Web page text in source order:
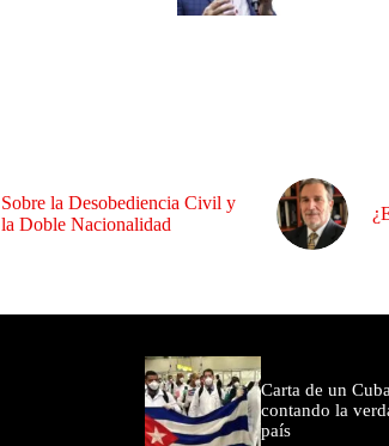
Sobre la Desobediencia Civil y
la Doble Nacionalidad
Carta de un
contando la
país